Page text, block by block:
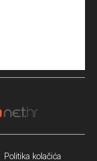
Politika kolačića